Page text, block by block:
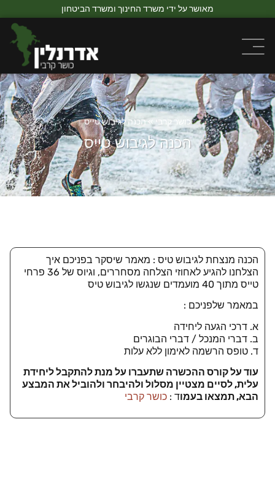
מאושר על ידי משרד החינוך ומשרד הביטחון
כושר קרבי»הכנה לגיבוש טייס
הכנה לגיבוש טייס
הכנה מנצחת לגיבוש טיס : מאמר שיסקר בפניכם איך
הצלחנו להגיע לאחוזי הצלחה מסחררים, וגיוס של 36 פרחי
טייס מתוך 40 מועמדים שנגשו לגיבוש טיס
במאמר שלפניכם :
א. דרכי הגעה ליחידה
ב. דברי המנכל / דברי הבוגרים
ד. טופס הרשמה לאימון ללא עלות
עוד על קורס ההכשרה שתעברו על מנת להתקבל ליחידת
עלית, לסיים מצטיין מסלול ולהיבחר ולהוביל את המבצע
הבא, תמצאו בעמוד : כושר קרבי